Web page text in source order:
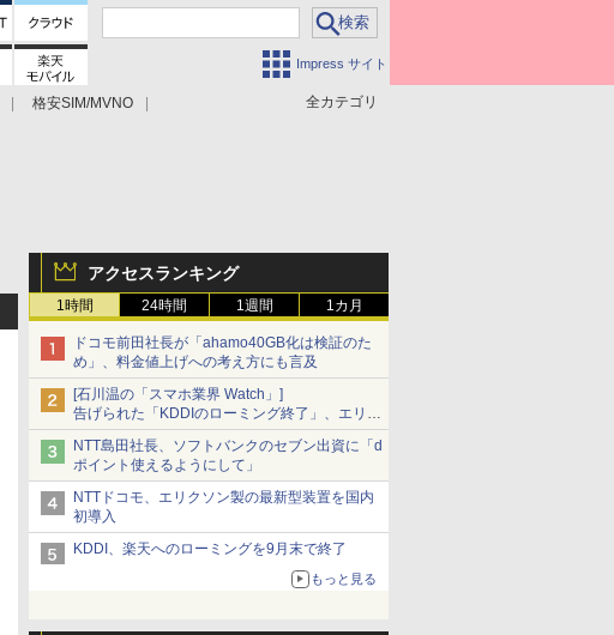
Impress サイト
全カテゴリ
格安SIM/MVNO
アクセスランキング
1時間 24時間 1週間 1カ月
ドコモ前田社長が「ahamo40GB化は検証のた
め」、料金値上げへの考え方にも言及
[石川温の「スマホ業界 Watch」]
告げられた「KDDIのローミング終了」、エリア
マップの落とし穴と楽天モバイルの課題
NTT島田社長、ソフトバンクのセブン出資に「d
ポイント使えるようにして」
NTTドコモ、エリクソン製の最新型装置を国内
初導入
KDDI、楽天へのローミングを9月末で終了
もっと見る